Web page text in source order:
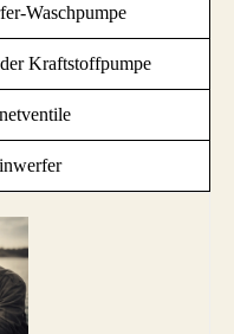
Waschpumpe
Kraftstoffpumpe